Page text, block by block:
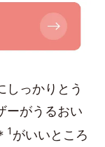
しっかりとう
ーがうるおい
1 がいいところ